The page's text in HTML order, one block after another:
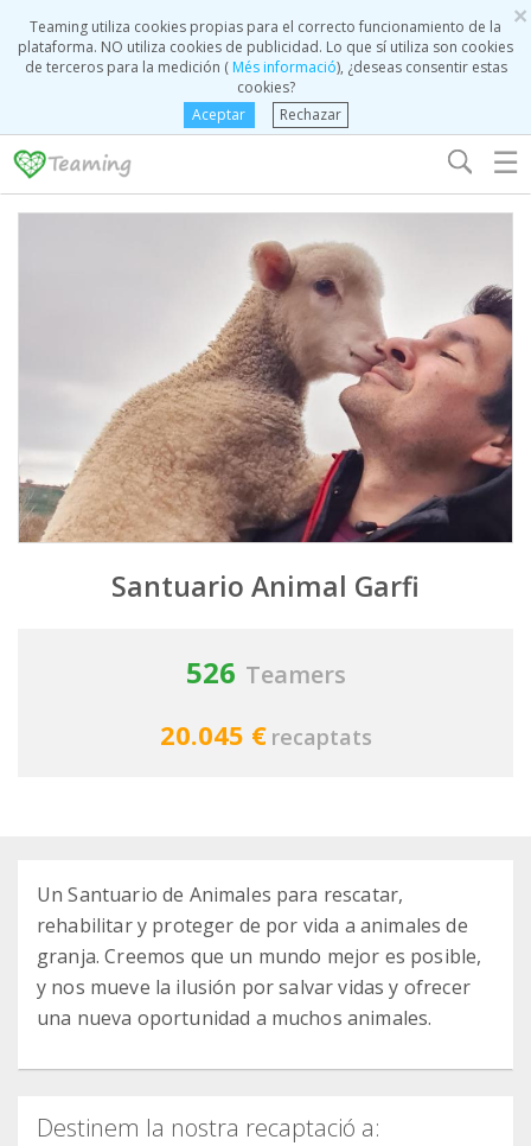
×
Teaming utiliza cookies propias para el correcto funcionamiento de la
plataforma. NO utiliza cookies de publicidad. Lo que sí utiliza son cookies
de terceros para la medición (Més informació), ¿deseas consentir estas
cookies?
Aceptar
Rechazar
☰
Santuario Animal Garfi
526 Teamers
20.045 € recaptats
Un Santuario de Animales para rescatar,
rehabilitar y proteger de por vida a animales de
granja. Creemos que un mundo mejor es posible,
y nos mueve la ilusión por salvar vidas y ofrecer
una nueva oportunidad a muchos animales.
Destinem la nostra recaptació a: